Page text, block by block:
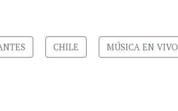
CHILE MÚSICA EN VIVO